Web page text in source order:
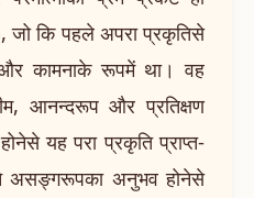
जो कि पहले अपरा प्रकृतिसे
कामनाके रूपमें था। वह
आनन्दरूप और प्रतिक्षण
यह परा प्रकृति प्राप्त-
असङ्गरूपका अनुभव होनेसे